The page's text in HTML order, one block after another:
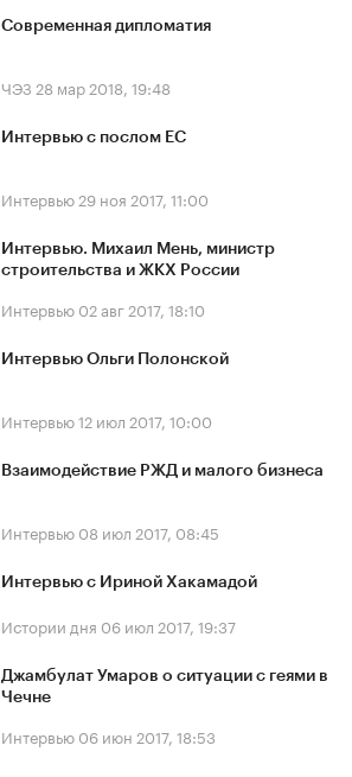
Современная дипломатия
ЧЭЗ 28 мар 2018, 19:48
Интервью с послом ЕС
Интервью 29 ноя 2017, 11:00
Интервью. Михаил Мень, министр
строительства и ЖКХ России
Интервью 02 авг 2017, 18:10
Интервью Ольги Полонской
Интервью12 июл 2017, 10:00
Взаимодействие РЖД и малого бизнеса
Интервью 08 июл 2017, 08:45
Интервью с Ириной Хакамадой
Истории дня 06 июл 2017, 19:37
Джамбулат Умаров о ситуации с геями в
Чечне
Интервью 06 июн 2017, 18:53